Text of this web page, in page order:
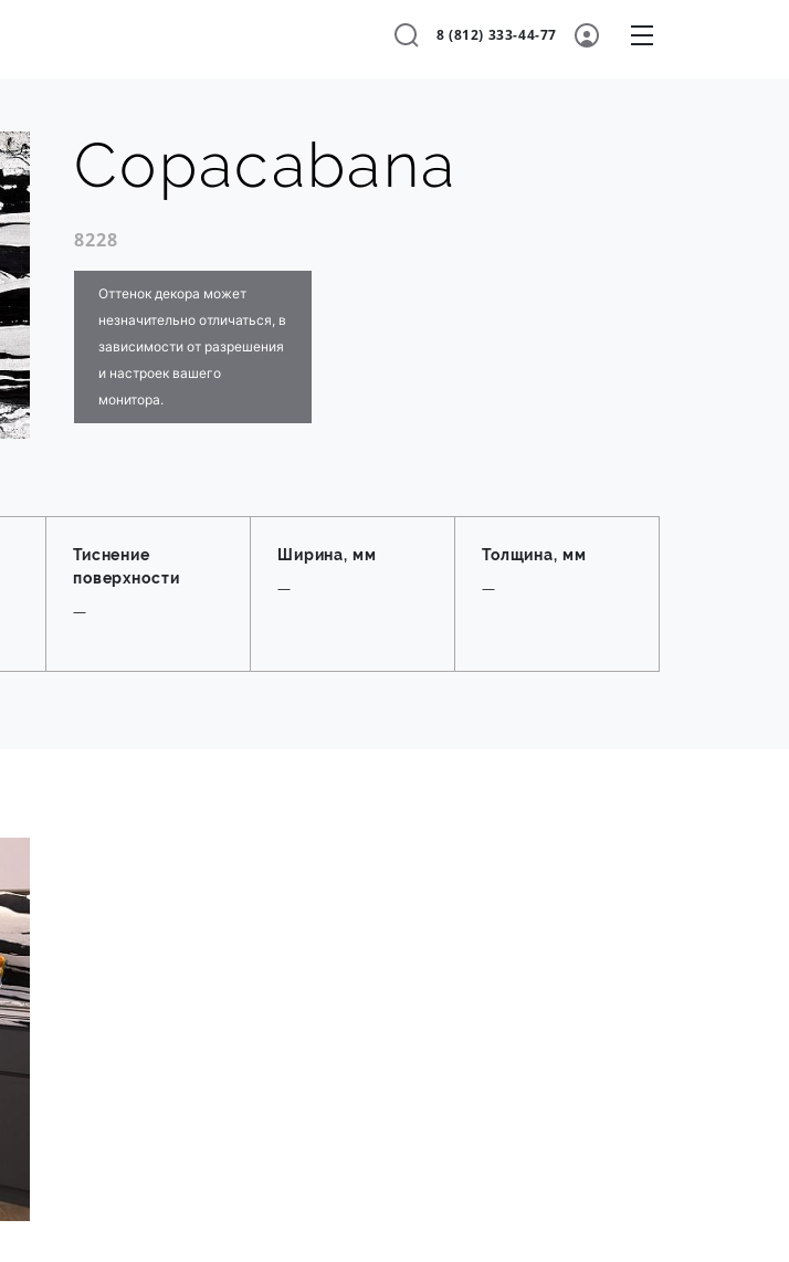
8 (812) 333-44-77
Copacabana
8228
Оттенок декора может
незначительно отличаться, в
зависимости от разрешения
и настроек вашего
монитора.
Тиснение
поверхности
—
Ширина, мм
—
Толщина, мм
—